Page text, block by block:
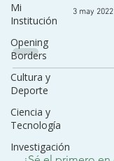
Mi
Institución
Opening
Borders
Cultura y
Deporte
Ciencia y
Tecnología
Investigación
3 may 2022